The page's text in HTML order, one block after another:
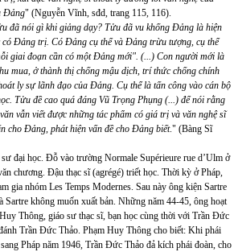
Đảng" (Nguyễn Vĩnh, sđd, trang 115, 116).
đã nói gì khi giảng dạy? Tửu đã vu khống Đảng là hiện
Đảng trị. Có Đảng cụ thể và Đảng trừu tượng, cụ thể
giai đoạn cần có một Đảng mới". (...) Con người mới là
mua, ở thành thị chống mậu dịch, trí thức chống chính
ly sự lãnh đạo của Đảng. Cụ thể là tấn công vào cán bộ
Tửu đề cao quá đáng Vũ Trọng Phụng (...) để nói rằng
vẫn viết được những tác phẩm có giá trị và văn nghệ sĩ
cho Đảng, phát hiện vấn đề cho Đảng biết." (Bàng Sĩ
đại học. Đỗ vào trường Normale Supérieure rue d’Ulm ở
chương. Đậu thạc sĩ (agrégé) triết học. Thời kỳ ở Pháp,
gia nhóm Les Temps Modernes. Sau này ông kiện Sartre
Sartre không muốn xuất bản. Những năm 44-45, ông hoạt
Thông, giáo sư thạc sĩ, bạn học cùng thời với Trần Đức
Trần Đức Thảo. Phạm Huy Thông cho biết: Khi phái
Pháp năm 1946, Trần Đức Thảo đả kích phái đoàn, cho